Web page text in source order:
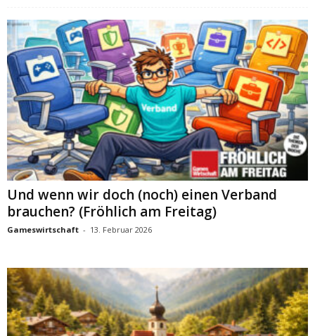
Und wenn wir doch (noch) einen Verband
brauchen? (Fröhlich am Freitag)
Gameswirtschaft - 13. Februar 2026